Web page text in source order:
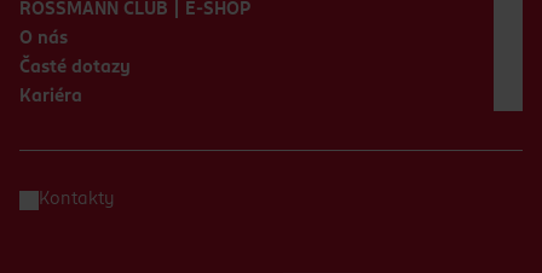
ROSSMANN CLUB | E-SHOP
O nás
Časté dotazy
Kariéra
Kontakty